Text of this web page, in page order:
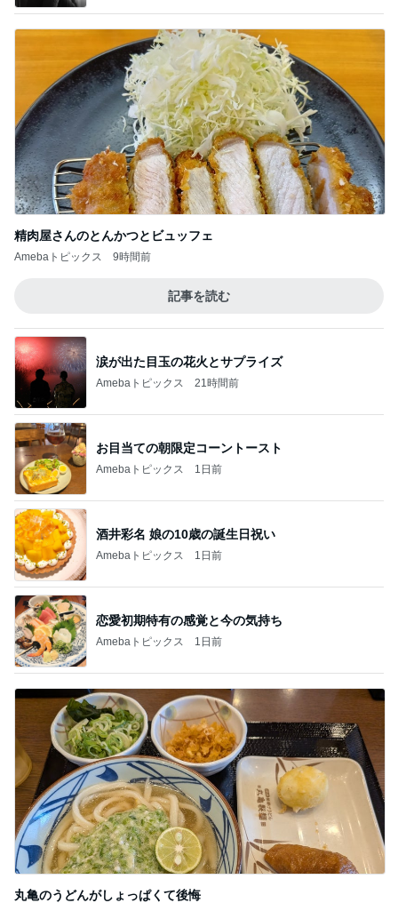
精肉屋さんのとんかつとビュッフェ
Amebaトピックス 9時間前
記事を読む
涙が出た目玉の花火とサプライズ
Amebaトピックス 21時間前
お目当ての朝限定コーントースト
Amebaトピックス 1日前
酒井彩名 娘の10歳の誕生日祝い
Amebaトピックス 1日前
恋愛初期特有の感覚と今の気持ち
Amebaトピックス 1日前
丸亀のうどんがしょっぱくて後悔